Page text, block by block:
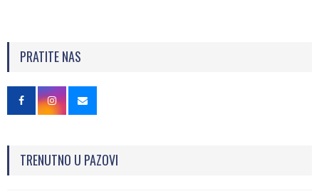
PRATITE NAS
TRENUTNO U PAZOVI